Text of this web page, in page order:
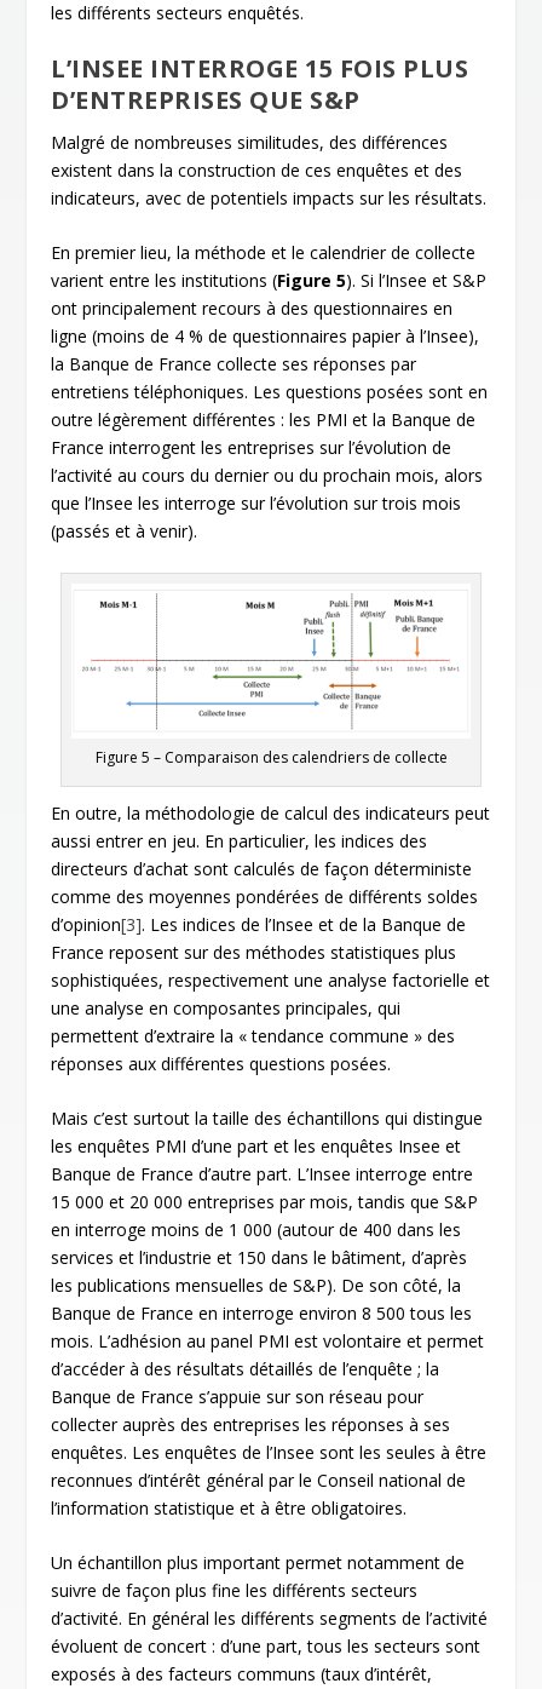
les différents secteurs enquêtés.
L’INSEE INTERROGE 15 FOIS PLUS
D’ENTREPRISES QUE S&P
Malgré de nombreuses similitudes, des différences
existent dans la construction de ces enquêtes et des
indicateurs, avec de potentiels impacts sur les résultats.
En premier lieu, la méthode et le calendrier de collecte
varient entre les institutions (Figure 5). Si l’Insee et S&P
ont principalement recours à des questionnaires en
ligne (moins de 4 % de questionnaires papier à l’Insee),
la Banque de France collecte ses réponses par
entretiens téléphoniques. Les questions posées sont en
outre légèrement différentes : les PMI et la Banque de
France interrogent les entreprises sur l’évolution de
l’activité au cours du dernier ou du prochain mois, alors
que l’Insee les interroge sur l’évolution sur trois mois
(passés et à venir).
Figure 5 – Comparaison des calendriers de collecte
En outre, la méthodologie de calcul des indicateurs peut
aussi entrer en jeu. En particulier, les indices des
directeurs d’achat sont calculés de façon déterministe
comme des moyennes pondérées de différents soldes
d’opinion[3]. Les indices de l’Insee et de la Banque de
France reposent sur des méthodes statistiques plus
sophistiquées, respectivement une analyse factorielle et
une analyse en composantes principales, qui
permettent d’extraire la « tendance commune » des
réponses aux différentes questions posées.
Mais c’est surtout la taille des échantillons qui distingue
les enquêtes PMI d’une part et les enquêtes Insee et
Banque de France d’autre part. L’Insee interroge entre
15 000 et 20 000 entreprises par mois, tandis que S&P
en interroge moins de 1 000 (autour de 400 dans les
services et l’industrie et 150 dans le bâtiment, d’après
les publications mensuelles de S&P). De son côté, la
Banque de France en interroge environ 8 500 tous les
mois. L’adhésion au panel PMI est volontaire et permet
d’accéder à des résultats détaillés de l’enquête ; la
Banque de France s’appuie sur son réseau pour
collecter auprès des entreprises les réponses à ses
enquêtes. Les enquêtes de l’Insee sont les seules à être
reconnues d’intérêt général par le Conseil national de
l’information statistique et à être obligatoires.
Un échantillon plus important permet notamment de
suivre de façon plus fine les différents secteurs
d’activité. En général les différents segments de l’activité
évoluent de concert : d’une part, tous les secteurs sont
exposés à des facteurs communs (taux d’intérêt,